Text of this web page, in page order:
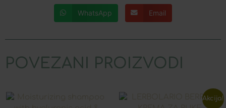
WhatsApp Email
POVEZANI PROIZVODI
Akcija!